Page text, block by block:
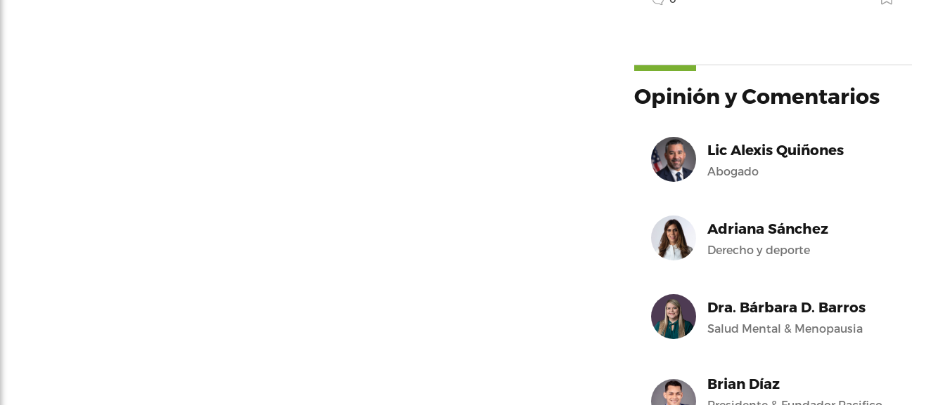
Opinión y Comentarios
Lic Alexis Quiñones
Abogado
Adriana Sánchez
Derecho y deporte
Dra. Bárbara D. Barros
Salud Mental & Menopausia
Brian Díaz